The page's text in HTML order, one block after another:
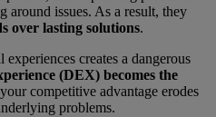
around issues. As a result, they
over lasting solutions.
creates a dangerous
(DEX) becomes the
competitive advantage erodes
problems.